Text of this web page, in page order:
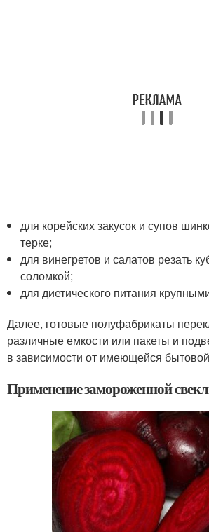
для корейских закусок и супов
терке;
для винегретов и салатов резать
соломкой;
для диетического питания
Далее, готовые полуфабрикаты
различные емкости или пакеты и
в зависимости от имеющейся
Применение замороженной